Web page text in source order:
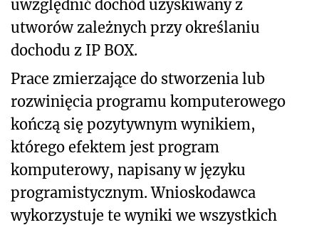
uwzględnić dochód uzyskiwany z
utworów zależnych przy określaniu
dochodu z IP BOX.
Prace zmierzające do stworzenia lub
rozwinięcia programu komputerowego
kończą się pozytywnym wynikiem,
którego efektem jest program
komputerowy, napisany w języku
programistycznym. Wnioskodawca
wykorzystuje te wyniki we wszystkich